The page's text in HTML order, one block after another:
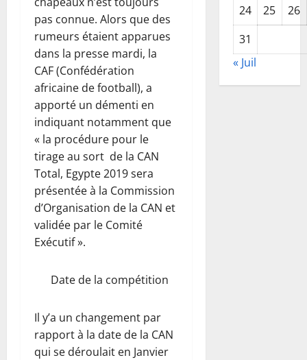
pas connue. Alors que des
rumeurs étaient apparues
dans la presse mardi, la
CAF (Confédération
africaine de football), a
apporté un démenti en
indiquant notamment que
« la procédure pour le
tirage au sort de la CAN
Total, Egypte 2019 sera
présentée à la Commission
d’Organisation de la CAN et
validée par le Comité
Exécutif ».
Date de la compétition
Il y’a un changement par
rapport à la date de la CAN
qui se déroulait en Janvier
24
25
26
31
« Juil